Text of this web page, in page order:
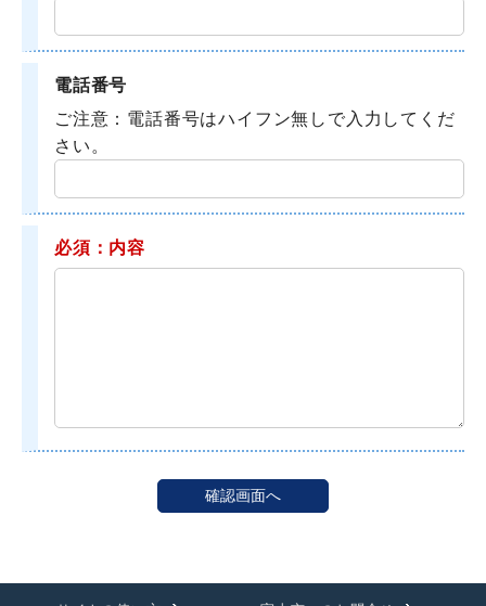
電話番号
ご注意：電話番号はハイフン無しで入力してくだ
さい。
必須：内容